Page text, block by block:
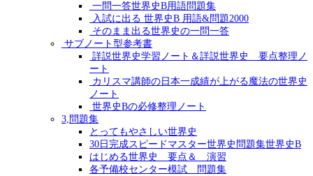
一問一答世界史B用語問題集
入試に出る 世界史B 用語&問題2000
そのまま出る世界史の一問一答
サブノート型参考書
詳説世界史学習ノート＆詳説世界史 要点整理ノ
ート
カリスマ講師の日本一成績が上がる魔法の世界史
ノート
世界史Bの必修整理ノート
3,問題集
とってもやさしい世界史
30日完成スピードマスター世界史問題集世界史B
はじめる世界史 要点＆ 演習
各予備校センター模試 問題集